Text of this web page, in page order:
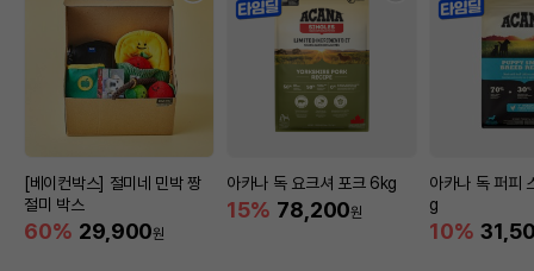
[베이컨박스] 절미네 민박 짱
절미 박스
60% 29,900원
아카나 독 요크셔 포크 6kg
15% 78,200원
아카나 독 퍼피
g
10%